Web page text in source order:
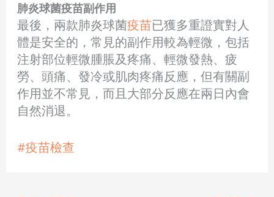
肺炎球菌疫苗副作用
最後，兩款肺炎球菌疫苗已獲多重證實對人
體是安全的，常見的副作用較為輕微，包括
注射部位輕微腫脹及疼痛、輕微發熱、疲
勞、頭痛、發冷或肌肉疼痛反應，但有關副
作用並不常見，而且大部分反應在兩日內會
自然消退。
#疫苗檢查